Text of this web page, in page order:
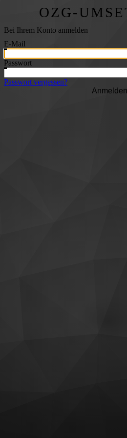
OZG-
Bei Ihrem Konto anmelden
E-Mail
Passwort
Passwort vergessen?
Anmelden